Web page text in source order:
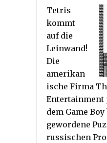
Tetris
kommt
auf die
Leinwand!
Die
amerikan
ische Firma
Entertainment
dem Game
gewordene
russischen